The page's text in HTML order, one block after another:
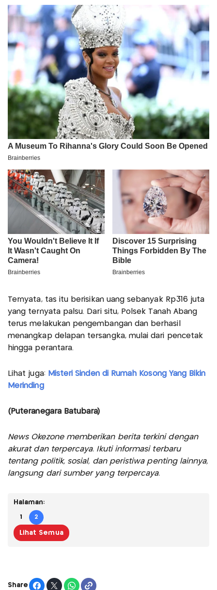
Ternyata, tas itu berisikan uang sebanyak Rp316 juta
yang ternyata palsu. Dari situ, Polsek Tanah Abang
terus melakukan pengembangan dan berhasil
menangkap delapan tersangka, mulai dari pencetak
hingga perantara.
Lihat juga: Misteri Sinden di Rumah Kosong Yang Bikin
Merinding
(Puteranegara Batubara)
News Okezone memberikan berita terkini dengan
akurat dan terpercaya. Ikuti informasi terbaru
tentang politik, sosial, dan peristiwa penting lainnya,
langsung dari sumber yang terpercaya.
Halaman:
1 2
Lihat Semua
Share